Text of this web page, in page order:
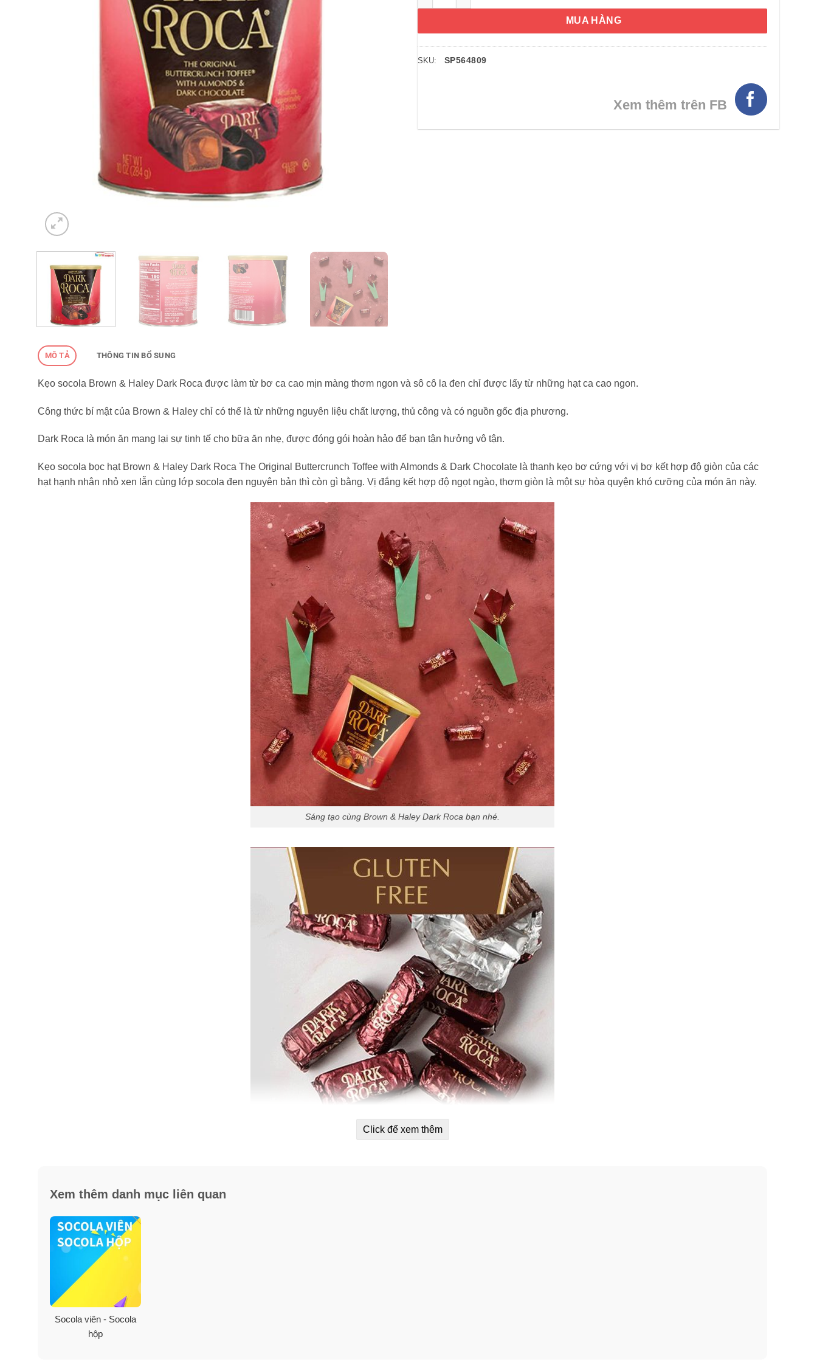
MUA HÀNG
SKU: SP564809
Xem thêm trên FB
MÔ TẢ THÔNG TIN BỔ SUNG
Kẹo socola Brown & Haley Dark Roca được làm từ bơ ca cao mịn màng thơm ngon và sô cô la đen chỉ được lấy từ những hạt ca cao ngon.
Công thức bí mật của Brown & Haley chỉ có thể là từ những nguyên liệu chất lượng, thủ công và có nguồn gốc địa phương.
Dark Roca là món ăn mang lại sự tinh tế cho bữa ăn nhẹ, được đóng gói hoàn hảo để bạn tận hưởng vô tận.
Kẹo socola bọc hạt Brown & Haley Dark Roca The Original Buttercrunch Toffee with Almonds & Dark Chocolate là thanh kẹo bơ cứng với vị bơ kết hợp độ giòn của các
hạt hạnh nhân nhỏ xen lẫn cùng lớp socola đen nguyên bản thì còn gì bằng. Vị đắng kết hợp độ ngọt ngào, thơm giòn là một sự hòa quyện khó cưỡng của món ăn này.
Sáng tạo cùng Brown & Haley Dark Roca bạn nhé.
Click để xem thêm
Xem thêm danh mục liên quan
Socola viên - Socola
hộp